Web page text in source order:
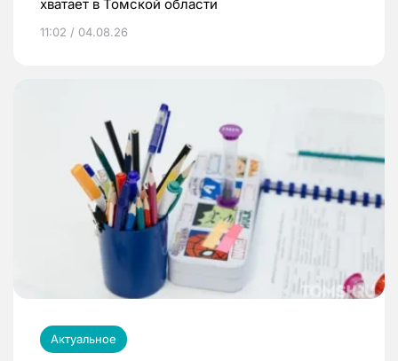
хватает в Томской области
11:02 / 04.08.26
Актуальное